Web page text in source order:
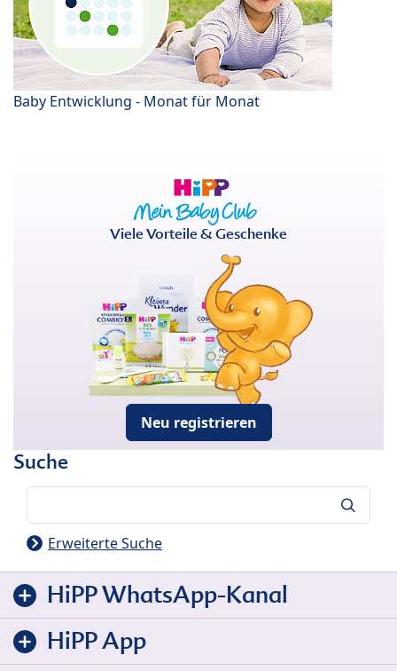
Baby Entwicklung - Monat für Monat
Viele Vorteile & Geschenke
Neu registrieren
Suche
Erweiterte Suche
HiPP WhatsApp-Kanal
HiPP App